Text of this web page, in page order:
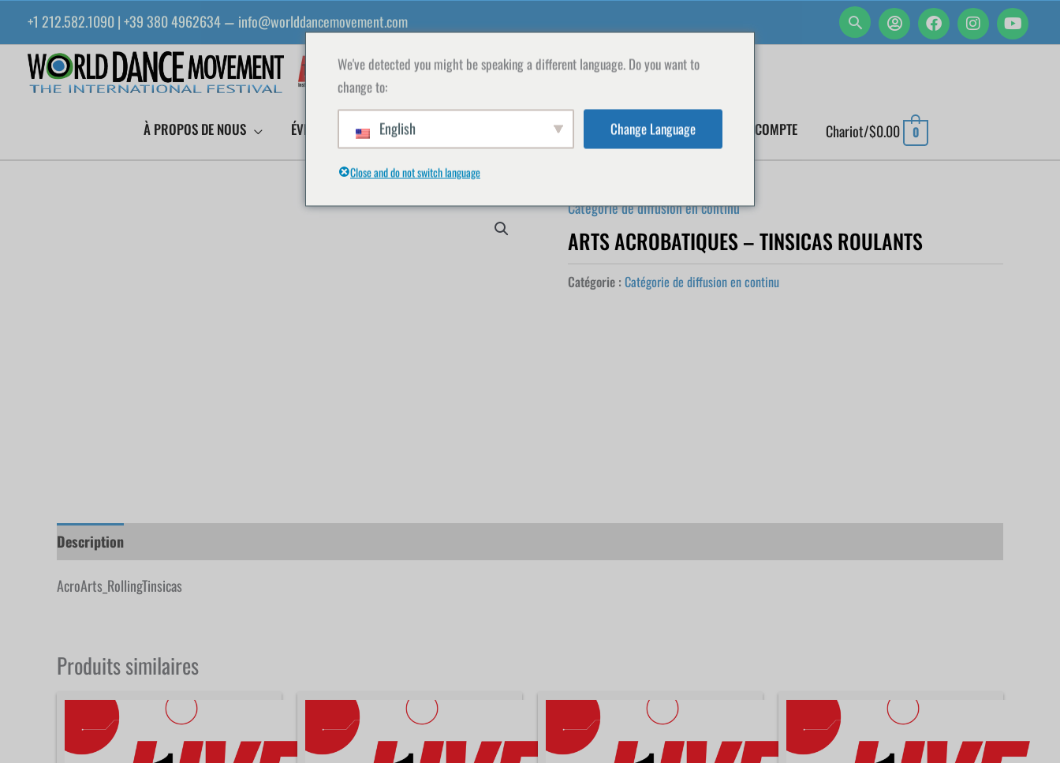
contenu
+1 212.582.1090 | +39 380 4962634 — info@worlddancemovement.com
À PROPOS DE NOUS ÉVÉNEMENTS WDM BOUTIQUE REGISTRE MON COMPTE Chariot/$0.00 0
Catégorie de diffusion en continu
ARTS ACROBATIQUES – TINSICAS ROULANTS
Catégorie : Catégorie de diffusion en continu
Description
AcroArts_RollingTinsicas
Produits similaires
We've detected you might be speaking a different language. Do you want to
change to:
English Change Language
Close and do not switch language